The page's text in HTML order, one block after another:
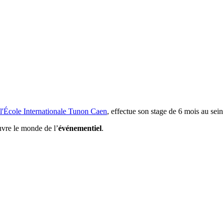
l'École Internationale Tunon Caen, effectue son stage de 6 mois au
le monde de l’événementiel.